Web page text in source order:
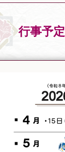
行事予定